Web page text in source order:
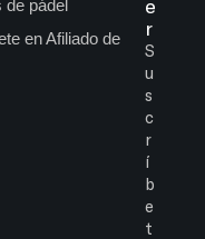
de pádel
en Afiliado de
e
r
S
u
s
c
r
í
b
e
t